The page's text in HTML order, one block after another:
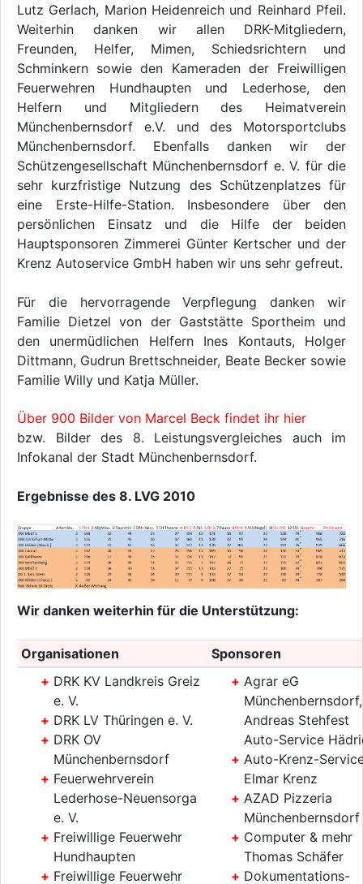
Lutz Gerlach, Marion Heidenreich und Reinhard Pfeil.
Weiterhin danken wir allen DRK-Mitgliedern,
Freunden, Helfer, Mimen, Schiedsrichtern und
Schminkern sowie den Kameraden der Freiwilligen
Feuerwehren Hundhaupten und Lederhose, den
Helfern und Mitgliedern des Heimatverein
Münchenbernsdorf e.V. und des Motorsportclubs
Münchenbernsdorf. Ebenfalls danken wir der
Schützengesellschaft Münchenbernsdorf e. V. für die
sehr kurzfristige Nutzung des Schützenplatzes für
eine Erste-Hilfe-Station. Insbesondere über den
persönlichen Einsatz und die Hilfe der beiden
Hauptsponsoren Zimmerei Günter Kertscher und der
Krenz Autoservice GmbH haben wir uns sehr gefreut.
Für die hervorragende Verpflegung danken wir
Familie Dietzel von der Gaststätte Sportheim und
den unermüdlichen Helfern Ines Kontauts, Holger
Dittmann, Gudrun Brettschneider, Beate Becker sowie
Familie Willy und Katja Müller.
Über 900 Bilder von Marcel Beck findet ihr hier
bzw. Bilder des 8. Leistungsvergleiches auch im
Infokanal der Stadt Münchenbernsdorf.
Ergebnisse des 8. LVG 2010
Wir danken weiterhin für die Unterstützung:
Organisationen
Sponsoren
DRK KV Landkreis Greiz
e. V.
DRK LV Thüringen e. V.
DRK OV
Münchenbernsdorf
Feuerwehrverein
Lederhose-Neuensorga
e. V.
Freiwillige Feuerwehr
Hundhaupten
Freiwillige Feuerwehr
Agrar eG
Münchenbernsdorf,
Andreas Stehfest
Auto-Service
Auto-Krenz-
Elmar Krenz
AZAD Pizzeria
Münchenbernsdorf
Computer & mehr
Thomas Schäfer
Dokumentations-